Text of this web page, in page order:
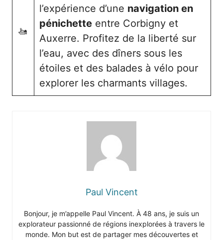
🚤
l’expérience d’une navigation en
pénichette entre Corbigny et
Auxerre. Profitez de la liberté sur
l’eau, avec des dîners sous les
étoiles et des balades à vélo pour
explorer les charmants villages.
Paul Vincent
Bonjour, je m’appelle Paul Vincent. À 48 ans, je suis un
explorateur passionné de régions inexplorées à travers le
monde. Mon but est de partager mes découvertes et